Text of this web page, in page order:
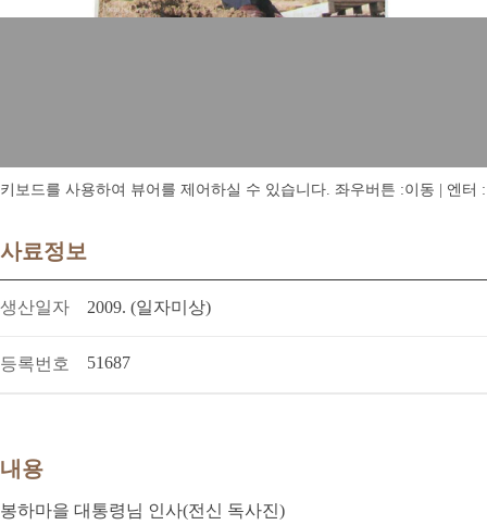
키보드를 사용하여 뷰어를 제어하실 수 있습니다. 좌우버튼 :이동 | 엔터
사료정보
생산일자 2009. (일자미상)
등록번호 51687
내용
봉하마을 대통령님 인사(전신 독사진)